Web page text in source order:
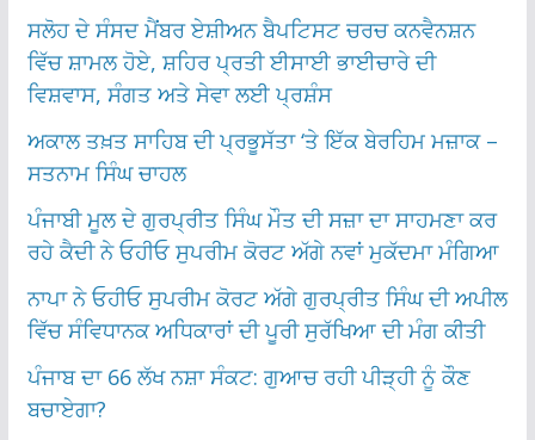
ਸਲੋਹ ਦੇ ਸੰਸਦ ਮੈਂਬਰ ਏਸ਼ੀਅਨ ਬੈਪਟਿਸਟ ਚਰਚ ਕਨਵੈਨਸ਼ਨ
ਵਿੱਚ ਸ਼ਾਮਲ ਹੋਏ, ਸ਼ਹਿਰ ਪ੍ਰਤੀ ਈਸਾਈ ਭਾਈਚਾਰੇ ਦੀ
ਵਿਸ਼ਵਾਸ, ਸੰਗਤ ਅਤੇ ਸੇਵਾ ਲਈ ਪ੍ਰਸ਼ੰਸ
ਅਕਾਲ ਤਖ਼ਤ ਸਾਹਿਬ ਦੀ ਪ੍ਰਭੂਸੱਤਾ ‘ਤੇ ਇੱਕ ਬੇਰਹਿਮ ਮਜ਼ਾਕ –
ਸਤਨਾਮ ਸਿੰਘ ਚਾਹਲ
ਪੰਜਾਬੀ ਮੂਲ ਦੇ ਗੁਰਪ੍ਰੀਤ ਸਿੰਘ ਮੌਤ ਦੀ ਸਜ਼ਾ ਦਾ ਸਾਹਮਣਾ ਕਰ
ਰਹੇ ਕੈਦੀ ਨੇ ਓਹੀਓ ਸੁਪਰੀਮ ਕੋਰਟ ਅੱਗੇ ਨਵਾਂ ਮੁਕੱਦਮਾ ਮੰਗਿਆ
ਨਾਪਾ ਨੇ ਓਹੀਓ ਸੁਪਰੀਮ ਕੋਰਟ ਅੱਗੇ ਗੁਰਪ੍ਰੀਤ ਸਿੰਘ ਦੀ ਅਪੀਲ
ਵਿੱਚ ਸੰਵਿਧਾਨਕ ਅਧਿਕਾਰਾਂ ਦੀ ਪੂਰੀ ਸੁਰੱਖਿਆ ਦੀ ਮੰਗ ਕੀਤੀ
ਪੰਜਾਬ ਦਾ 66 ਲੱਖ ਨਸ਼ਾ ਸੰਕਟ: ਗੁਆਚ ਰਹੀ ਪੀੜ੍ਹੀ ਨੂੰ ਕੌਣ
ਬਚਾਏਗਾ?